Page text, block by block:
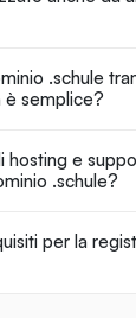
.schule
è semplice?
hosting e
.schule?
per la